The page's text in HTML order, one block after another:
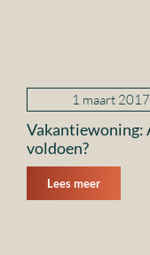
1 maart 2017
Vakantiewoning:
voldoen?
Lees meer